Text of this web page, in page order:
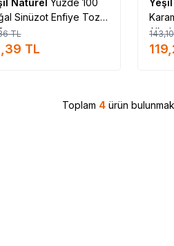
Sinüzot Enfiye Toz
TL
TL
143,10
Toplam 4 ürün